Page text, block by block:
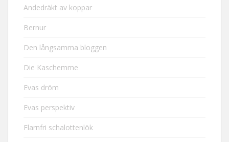
Andedräkt av koppar
Bernur
Den långsamma bloggen
Die Kaschemme
Evas dröm
Evas perspektiv
Flarnfri schalottenlök